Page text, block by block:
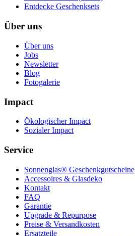
Entdecke Geschenksets
Über uns
Über uns
Jobs
Newsletter
Blog
Fotogalerie
Impact
Ökologischer Impact
Sozialer Impact
Service
Sonnenglas® Geschenkgutscheine
Accessoires & Glasdeko
Kontakt
FAQ
Garantie
Upgrade & Repurpose
Preise & Versandkosten
Ersatzteile